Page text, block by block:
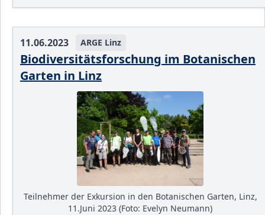
11.06.2023 ARGE Linz
Biodiversitätsforschung im Botanischen
Garten in Linz
Teilnehmer der Exkursion in den Botanischen Garten, Linz,
11.Juni 2023 (Foto: Evelyn Neumann)